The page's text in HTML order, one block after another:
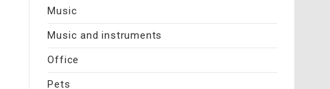
Music
Music and instruments
Office
Pets